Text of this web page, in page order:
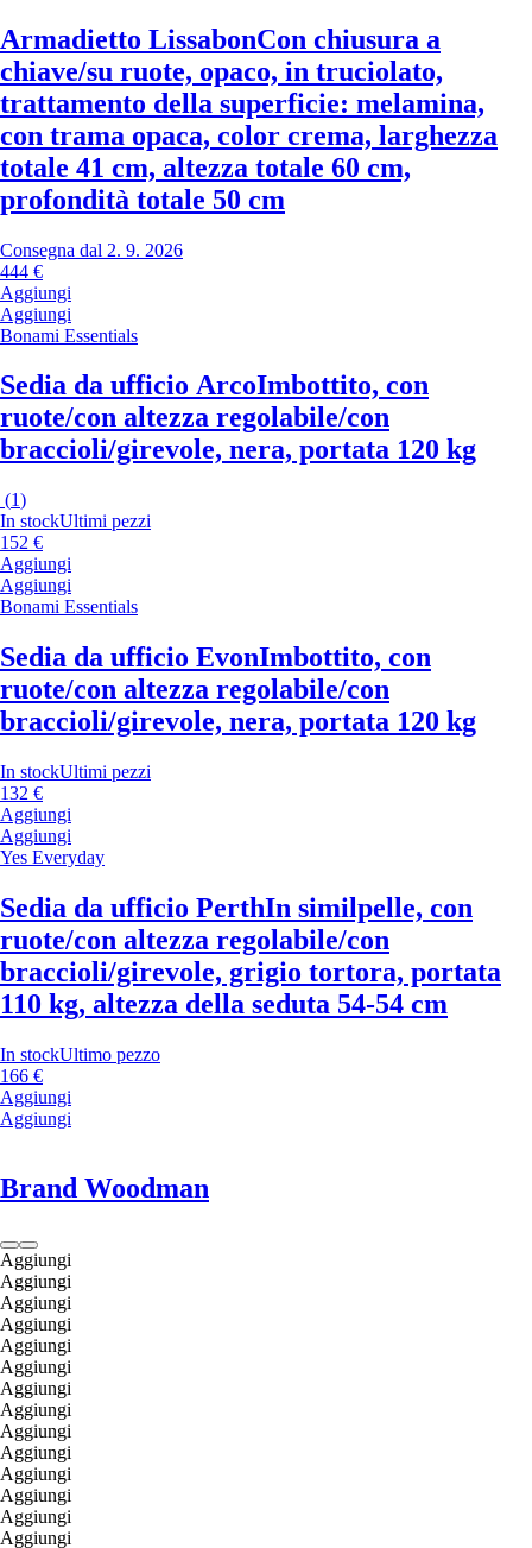
Armadietto LissabonCon chiusura a
chiave/su ruote, opaco, in truciolato,
trattamento della superficie: melamina,
con trama opaca, color crema, larghezza
totale 41 cm, altezza totale 60 cm,
profondità totale 50 cm
Consegna dal 2. 9. 2026
444 €
Aggiungi
Aggiungi
Bonami Essentials
Sedia da ufficio ArcoImbottito, con
ruote/con altezza regolabile/con
braccioli/girevole, nera, portata 120 kg
(1)
In stockUltimi pezzi
152 €
Aggiungi
Aggiungi
Bonami Essentials
Sedia da ufficio EvonImbottito, con
ruote/con altezza regolabile/con
braccioli/girevole, nera, portata 120 kg
In stockUltimi pezzi
132 €
Aggiungi
Aggiungi
Yes Everyday
Sedia da ufficio PerthIn similpelle, con
ruote/con altezza regolabile/con
braccioli/girevole, grigio tortora, portata
110 kg, altezza della seduta 54-54 cm
In stockUltimo pezzo
166 €
Aggiungi
Aggiungi
Brand Woodman
Aggiungi
Aggiungi
Aggiungi
Aggiungi
Aggiungi
Aggiungi
Aggiungi
Aggiungi
Aggiungi
Aggiungi
Aggiungi
Aggiungi
Aggiungi
Aggiungi